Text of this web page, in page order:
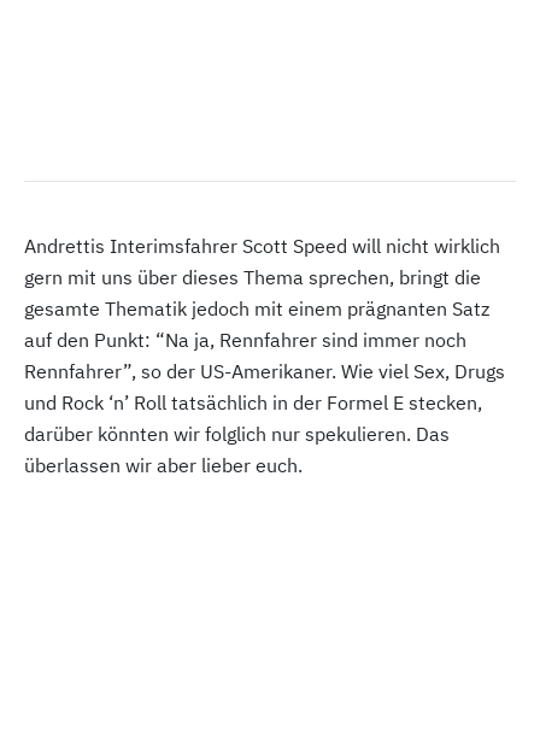
Andrettis Interimsfahrer Scott Speed will nicht wirklich
gern mit uns über dieses Thema sprechen, bringt die
gesamte Thematik jedoch mit einem prägnanten Satz
auf den Punkt: “Na ja, Rennfahrer sind immer noch
Rennfahrer”, so der US-Amerikaner. Wie viel Sex, Drugs
und Rock ‘n’ Roll tatsächlich in der Formel E stecken,
darüber könnten wir folglich nur spekulieren. Das
überlassen wir aber lieber euch.